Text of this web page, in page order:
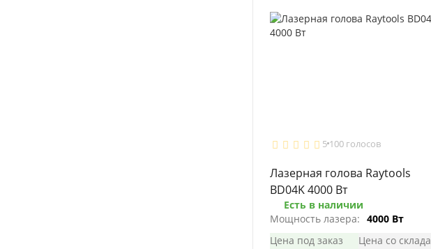
5 100 голосов
Лазерная голова Raytools
BD04K 4000 Вт
Есть в наличии
Мощность лазера: 4000 Вт
Цена под заказ
Цена со склада